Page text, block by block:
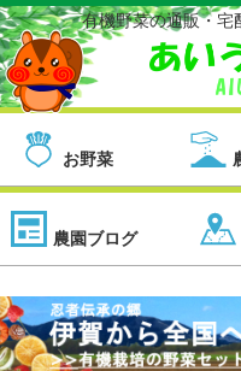
有機野菜の通販・宅
お野菜
農園ブログ